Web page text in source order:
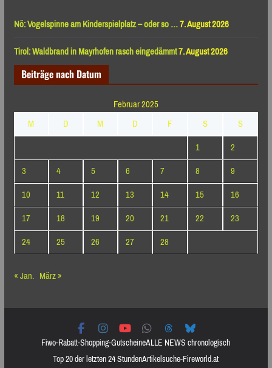
Nö: Vogelspinne am Kinderspielplatz – oder so …7. August 2026
Tirol: Waldbrand in Mayrhofen rasch eingedämmt7. August 2026
Beiträge nach Datum
Februar 2025
M
D M D F S
S
1
2
3
4 5 6 7 8
9
10
11 12 13 14 15
16
17
18 19 20 21 22
23
24
25 26 27
28
« Jan. März »
Fiwo-Rabatt-Shopping-GutscheineALLE NEWS chronologisch
Top 20 der letzten 24 StundenArtikelsuche-Fireworld.at